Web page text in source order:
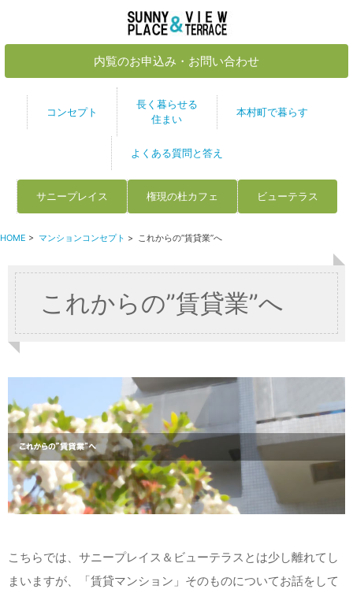
内覧のお申込み・お問い合わせ
コンセプト
長く暮らせる
住まい
本村町で暮らす
よくある質問と答え
サニープレイス 権現の杜カフェ ビューテラス
HOME > マンションコンセプト > これからの”賃貸業”へ
これからの”賃貸業”へ
こちらでは、サニープレイス＆ビューテラスとは少し離れてし
まいますが、「賃貸マンション」そのものについてお話をして